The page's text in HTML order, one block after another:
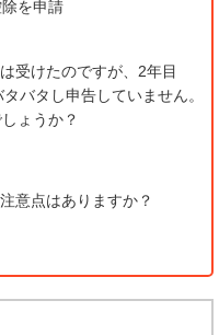
を申請
受けたのですが、2年目
バタし申告していません。
ょうか？
意点はありますか？